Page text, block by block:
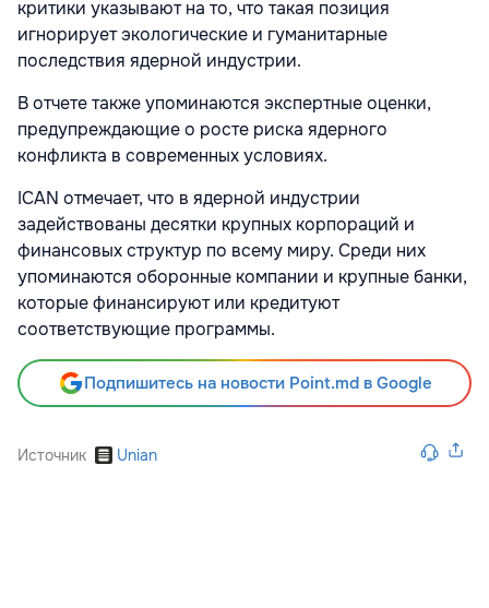
критики указывают на то, что такая позиция
игнорирует экологические и гуманитарные
последствия ядерной индустрии.
В отчете также упоминаются экспертные оценки,
предупреждающие о росте риска ядерного
конфликта в современных условиях.
ICAN отмечает, что в ядерной индустрии
задействованы десятки крупных корпораций и
финансовых структур по всему миру. Среди них
упоминаются оборонные компании и крупные банки,
которые финансируют или кредитуют
соответствующие программы.
Подпишитесь на новости Point.md в Google
Источник Unian